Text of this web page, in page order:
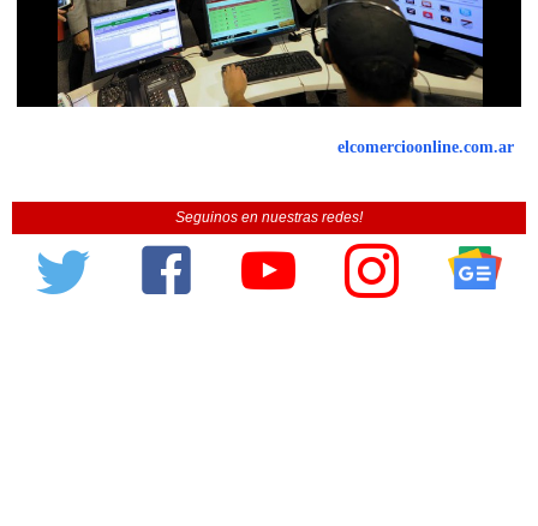
elcomercioonline.com.ar
Seguinos en nuestras redes!